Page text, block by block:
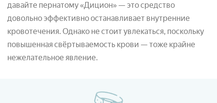
давайте пернатому «Дицион» — это средство
довольно эффективно останавливает внутренние
кровотечения. Однако не стоит увлекаться, поскольку
повышенная свёртываемость крови — тоже крайне
нежелательное явление.